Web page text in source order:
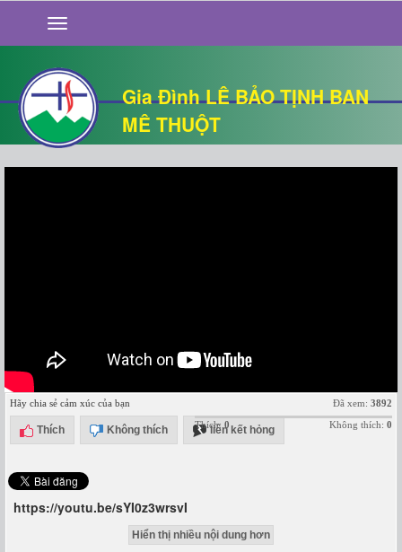
Gia Đình LÊ BẢO TỊNH BAN
MÊ THUỘT
GIỚI THIỆU
TIN TỨC
SỐNG ĐẠO
CHUYỆN NHÀ
QUÁN VĂN
Hãy chia sẻ cảm xúc của bạn
Thích Không thích liên kết hỏng
Đã xem: 3892
Thích: 0 Không thích: 0
https://youtu.be/sYI0z3wrsvI
Hiển thị nhiều nội dung hơn